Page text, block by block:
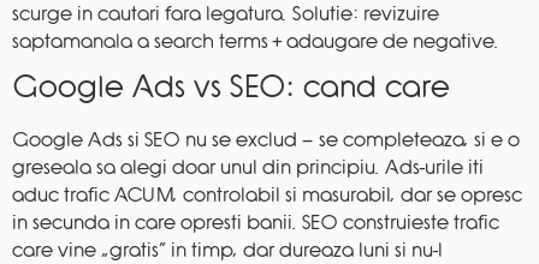
scurge in cautari fara legatura. Solutie: revizuire
saptamanala a search terms + adaugare de negative.
Google Ads vs SEO: cand care
Google Ads si SEO nu se exclud — se completeaza, si e o
greseala sa alegi doar unul din principiu. Ads-urile iti
aduc trafic ACUM, controlabil si masurabil, dar se opresc
in secunda in care opresti banii. SEO construieste trafic
care vine „gratis” in timp, dar dureaza luni si nu-l